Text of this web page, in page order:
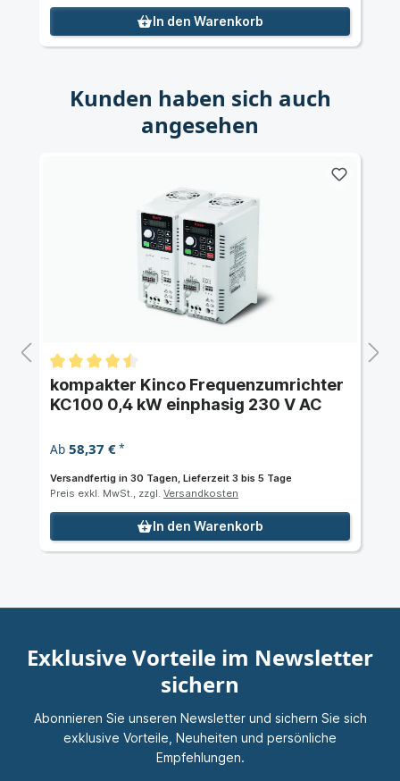
In den Warenkorb
Kunden haben sich auch
angesehen
kompakter Kinco Frequenzumrichter
KC100 0,4 kW einphasig 230 V AC
Ab 58,37 €*
Versandfertig in 30 Tagen, Lieferzeit 3 bis 5 Tage
Preis exkl. MwSt., zzgl. Versandkosten
In den Warenkorb
Exklusive Vorteile im Newsletter
sichern
Abonnieren Sie unseren Newsletter und sichern Sie sich
exklusive Vorteile, Neuheiten und persönliche
Empfehlungen.